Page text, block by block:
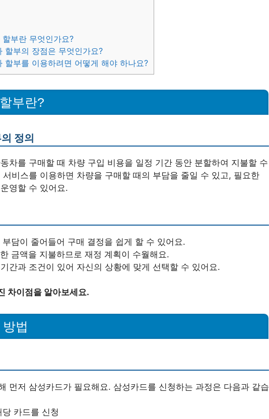
부란 무엇인가요?
할부의 장점은 무엇인가요?
할부를 이용하려면 어떻게 해야 하나요?
부란?
정의
차를 구매할 때 차량 구입 비용을 일정 기간 동안 분할하여 지불할 수
비스를 이용하면 차량을 구매할 때의 부담을 줄일 수 있고, 필요한
영할 수 있어요.
담이 줄어들어 구매 결정을 쉽게 할 수 있어요.
금액을 지불하므로 재정 계획이 수월해요.
간과 조건이 있어 자신의 상황에 맞게 선택할 수 있어요.
차이점을 알아보세요.
법
먼저 삼성카드가 필요해요. 삼성카드를 신청하는 과정은 다음과 같습
카드를 신청